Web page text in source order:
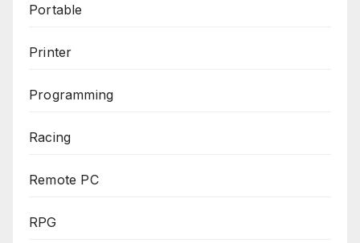
Portable
Printer
Programming
Racing
Remote PC
RPG